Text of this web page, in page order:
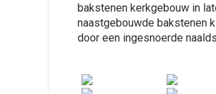
bakstenen kerkgebouw in
naastgebouwde bakstenen
door een ingesnoerde